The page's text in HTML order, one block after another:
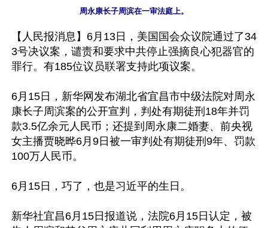
周永康长子周滨在一审法庭上。
【人民报消息】6月13日，美国国会众议院通过了34
3号决议案，谴责和要求中共停止强摘良心犯器官的
罪行。有185位议员联署支持此项议案。
6月15日，新华网发布湖北省宜昌市中级法院对周永
康长子周滨案的公开宣判，判处有期徒刑18年并罚
款3.5亿余元人民币；还提到周永康二婚妻、前央视
女主播贾晓晔6月9日被一审判处有期徒刑9年、罚款
100万人民币。
6月15日，巧了，也是习近平的生日。
新华社宜昌6月15日报道说，法院6月15日认定，被